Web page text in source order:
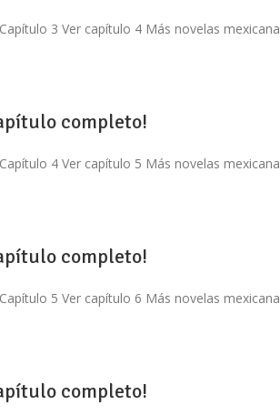
3 Ver capítulo 4 Más novelas
completo!
4 Ver capítulo 5 Más novelas
completo!
5 Ver capítulo 6 Más novelas
completo!